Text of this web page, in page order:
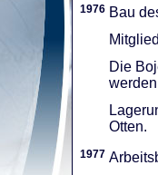
1976 Bau
Die
Otten.
1977